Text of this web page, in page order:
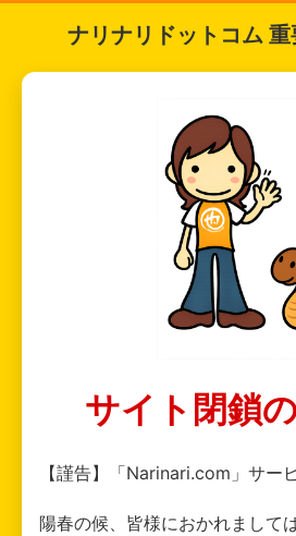
ナリナリドットコム
サイト閉鎖
【謹告】「Narinari.com」サー
陽春の候、皆様におかれまして